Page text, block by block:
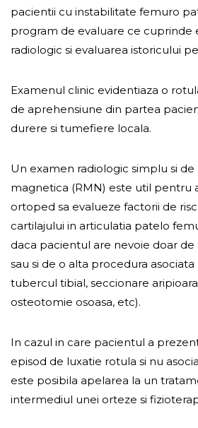
pacientii cu instabilitate femuro
program de evaluare ce cuprinde
radiologic si evaluarea istoricului
Examenul clinic evidentiaza o
de aprehensiune din partea
durere si tumefiere locala.
Un examen radiologic simplu si
magnetica (RMN) este util pentru
ortoped sa evalueze factorii de
cartilajului in articulatia patelo
daca pacientul are nevoie doar
sau si de o alta procedura
tubercul tibial, seccionare
osteotomie osoasa, etc).
In cazul in care pacientul a
episod de luxatie rotula si nu
este posibila apelarea la un
intermediul unei orteze si